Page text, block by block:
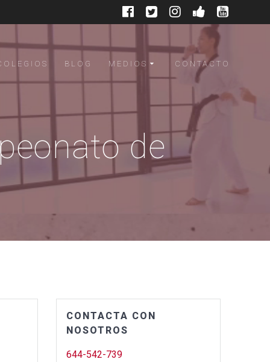
BLOG MEDIOS CONTACTO
de
CONTACTA CON
NOSOTROS
644-542-739